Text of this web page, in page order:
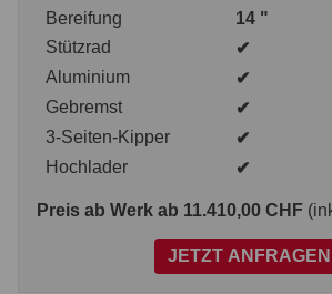
Bereifung
14 "
Stützrad
✔
Aluminium
✔
Gebremst
✔
3-Seiten-Kipper
✔
Hochlader
✔
Preis ab Werk ab 11.410,00 CHF
JETZT ANFRAGEN